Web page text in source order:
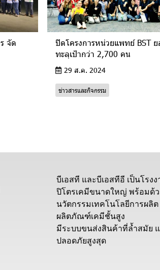
จัด
ปิดโครงการหน่วยแพทย์ BST
ทะลุเป้ากว่า 2,700 คน
29 ส.ค. 2024
ข่าวสารและกิจกรรม
บีเอสที และบีเอสทีอี เป็นโรงง
ปิโตรเคมีขนาดใหญ่ พร้อมด้ว
นวัตกรรมเทคโนโลยีการผลิต
ผลิตภัณฑ์เคมีชั้นสูง
มีระบบขนส่งสินค้าที่ล้ำสมัย
ปลอดภัยสูงสุด